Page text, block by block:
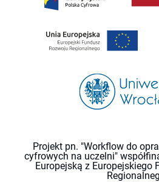
Projekt pn. "Workflow do
cyfrowych na uczelni"
Europejską z Europejskiego